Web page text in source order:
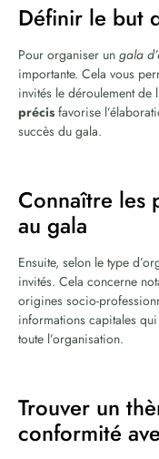
Définir le but
Pour organiser un gala
importante. Cela vous
invités le déroulement de
précis favorise
succès du gala.
Connaître les
au gala
Ensuite, selon le type
invités. Cela concerne
origines socio-
informations capitales
toute l’organisation.
Trouver un
conformité